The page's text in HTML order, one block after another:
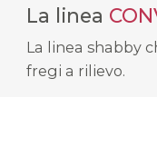
La linea
La linea shabby
fregi a rilievo.